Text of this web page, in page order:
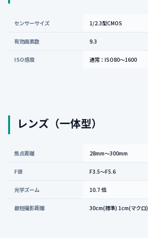
センサーサイズ 1/2.3型CMOS
有効画素数 9.3
ISO感度 通常：ISO80〜1600
レンズ（一体型）
焦点距離 28mm〜300mm
F値 F3.5〜F5.6
光学ズーム 10.7 倍
最短撮影距離 30cm(標準) 1cm(マクロ)